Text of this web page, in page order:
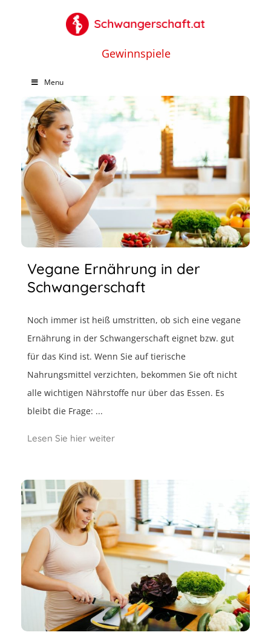
Gewinnspiele
Menu
Vegane Ernährung in der
Schwangerschaft
Noch immer ist heiß umstritten, ob sich eine vegane
Ernährung in der Schwangerschaft eignet bzw. gut
für das Kind ist. Wenn Sie auf tierische
Nahrungsmittel verzichten, bekommen Sie oft nicht
alle wichtigen Nährstoffe nur über das Essen. Es
bleibt die Frage: ...
Lesen Sie hier weiter